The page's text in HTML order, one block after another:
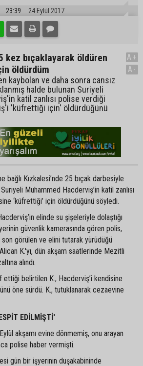
23:39 24 Eylül 2017
kez bıçaklayarak öldüren
öldürdüm
kaybolan ve daha sonra cansız
halde bulunan Suriyeli
katil zanlısı polise verdiği
'küfrettiği için' öldürdüğünü
A+
A-
bağlı Kızkalesi’nde 25 bıçak darbesiyle
Muhammed Hacderviş’in katil zanlısı
‘küfrettiği’ için öldürdüğünü söyledi.
elinde su şişeleriyle dolaştığı
güvenlik kamerasında gören polis,
son görülen ve elini tutarak yürüdüğü
K.'yı, dün akşam saatlerinde Mezitli
alındı.
belirtilen K., Hacderviş’i kendisine
öne sürdü. K., tutuklanarak cezaevine
EDİLMİŞTİ'
akşamı evine dönmemiş, onu arayan
polise haber vermişti.
gün bir işyerinin duşakabininde